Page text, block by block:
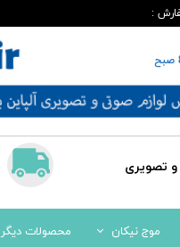
:
و تصویری
موج نیکان محصولات دیگر